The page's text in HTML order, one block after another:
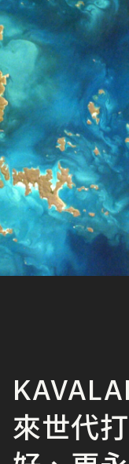
來世代